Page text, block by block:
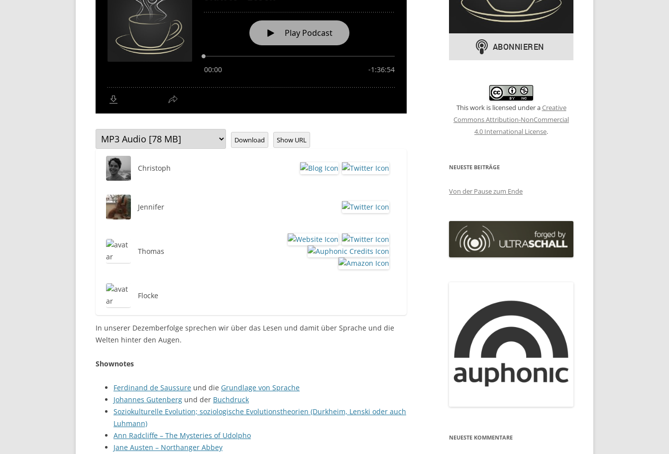
Download Show URL
Christoph
Jennifer
Thomas
Flocke
In unserer Dezemberfolge sprechen wir über das Lesen und damit über Sprache und die
Welten hinter den Augen.
Shownotes
Ferdinand de Saussure und die Grundlage von Sprache
Johannes Gutenberg und der Buchdruck
Soziokulturelle Evolution; soziologische Evolutionstheorien (Durkheim, Lenski oder auch
Luhmann)
Ann Radcliffe – The Mysteries of Udolpho
Jane Austen – Northanger Abbey
This work is licensed under aCreative
Commons Attribution-NonCommercial
4.0 International License.
NEUESTE BEITRÄGE
Von der Pause zum Ende
NEUESTE KOMMENTARE